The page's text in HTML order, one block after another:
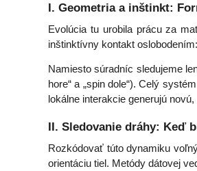
I. Geometria a inštinkt:
Evolúcia tu urobila prácu za
inštinktívny kontakt
Namiesto súradníc sledujeme
hore“ a „spin dole“). Celý
lokálne interakcie generujú
II. Sledovanie dráhy: Keď
Rozkódovať túto dynamiku
orientáciu tiel. Metódy dátovej